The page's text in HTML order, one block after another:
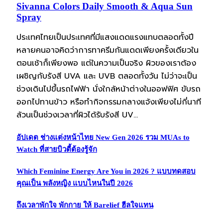
Sivanna Colors Daily Smooth & Aqua Sun
Spray
ประเทศไทยเป็นประเทศที่มีแสงแดดแรงแทบตลอดทั้งปี
หลายคนอาจคิดว่าการทาครีมกันแดดเพียงครั้งเดียวใน
ตอนเช้าก็เพียงพอ แต่ในความเป็นจริง ผิวของเราต้อง
เผชิญกับรังสี UVA และ UVB ตลอดทั้งวัน ไม่ว่าจะเป็น
ช่วงเดินไปขึ้นรถไฟฟ้า นั่งใกล้หน้าต่างในออฟฟิศ ขับรถ
ออกไปทานข้าว หรือทำกิจกรรมกลางแจ้งเพียงไม่กี่นาที
ล้วนเป็นช่วงเวลาที่ผิวได้รับรังสี UV…
อัปเดต ช่างแต่งหน้าไทย New Gen 2026 รวม MUAs to
Watch ที่สายบิวตี้ต้องรู้จัก
Which Feminine Energy Are You in 2026 ? แบบทดสอบ
คุณเป็น พลังหญิง แบบไหนในปี 2026
ถึงเวลาพักใจ พักกาย ให้ Barelief ฮีลใจแทน